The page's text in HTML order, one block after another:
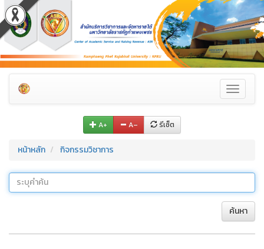
Toggle
A+ A– รีเซ็ต
หน้าหลัก กิจกรรมวิชาการ
ค้นหา